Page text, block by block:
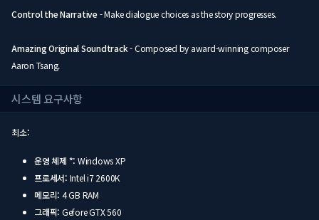
Control the Narrative- Make dialogue choices as the story progresses.
Amazing Original Soundtrack- Composed by award-winning composer
Aaron Tsang.
시스템 요구사항
최소:
운영 체제 *: Windows XP
프로세서: Intel i7 2600K
메모리: 4 GB RAM
그래픽: Gefore GTX 560